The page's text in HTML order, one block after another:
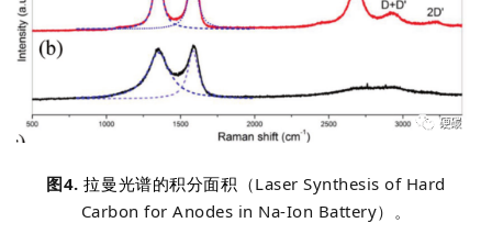
图4. 拉曼光谱的积分面积 （Laser Synthesis of Hard
Carbon for Anodes in Na-Ion Battery）。